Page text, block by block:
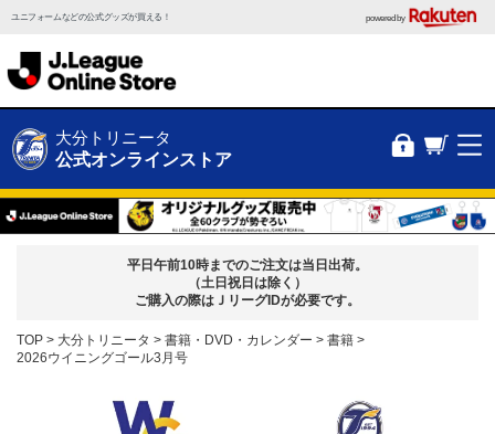
ユニフォームなどの公式グッズが買える！ powered by
大分トリニータ
公式オンラインストア
平日午前10時までのご注文は当日出荷。
（土日祝日は除く）
ご購入の際はＪリーグIDが必要です。
TOP 大分トリニータ 書籍・DVD・カレンダー
書籍
2026ウイニングゴール3月号